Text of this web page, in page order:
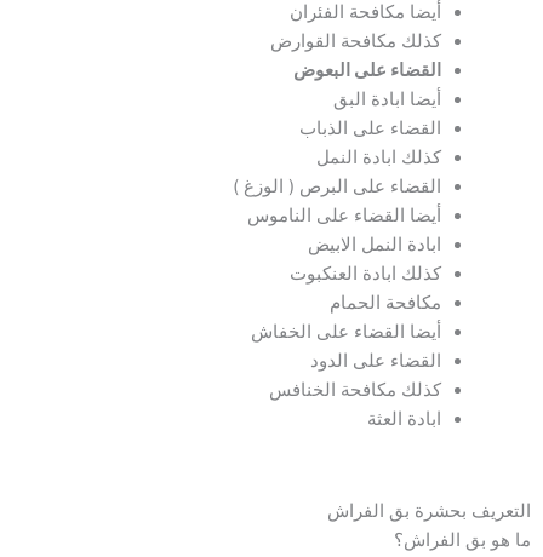
أيضا مكافحة الفئران
كذلك مكافحة القوارض
القضاء على البعوض
أيضا ابادة البق
القضاء على الذباب
كذلك ابادة النمل
القضاء على البرص ( الوزغ )
أيضا القضاء على الناموس
ابادة النمل الابيض
كذلك ابادة العنكبوت
مكافحة الحمام
أيضا القضاء على الخفاش
القضاء على الدود
كذلك مكافحة الخنافس
ابادة العثة
التعريف بحشرة بق الفراش
ما هو بق الفراش؟